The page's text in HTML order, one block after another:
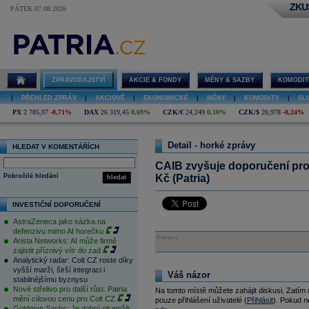
PÁTEK 07.08.2026
ZPRAVODAJSTVÍ AKCIE & FONDY MĚNY & SAZBY
PŘEHLED ZPRÁV AKCIOVÉ EKONOMICKÉ MĚNY KOMODITY
PX 2 785,07 -0,71% DAX 26 319,45 0,69% CZK/€ 24,249 0,10% CZK/$ 20,978 -0,24%
HLEDAT V KOMENTÁŘÍCH
hledat
Pokročilé hledání
INVESTIČNÍ DOPORUČENÍ
AstraZeneca jako sázka na
defenzivu mimo AI horečku
Arista Networks: AI může firmě
zajistit příznivý vítr do zad
Analytický radar: Colt CZ roste díky
vyšší marži, širší integraci i
stabilnějšímu byznysu
Nové střelivo pro další růst. Patria
mění cílovou cenu pro Colt CZ
Detail - horké zprávy
CAIB zvyšuje doporučení
Kč (Patria)
Reklama
Váš názor
Na tomto místě můžete zahájit diskusi.
pouze přihlášení uživatelé (Přihlásit). Pokud